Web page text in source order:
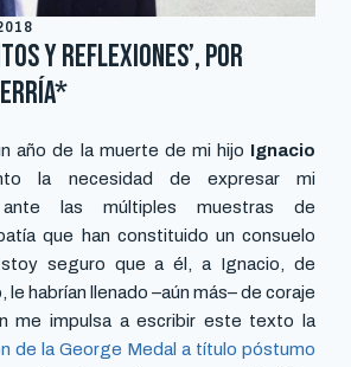
y reflexiones’, por
año de la muerte de mi hijo Ignacio
la necesidad de expresar mi
ante las múltiples muestras de
que han constituido un consuelo
seguro que a él, a Ignacio, de
le habrían llenado –aún más– de coraje
me impulsa a escribir este texto la
de la George Medal a título póstumo